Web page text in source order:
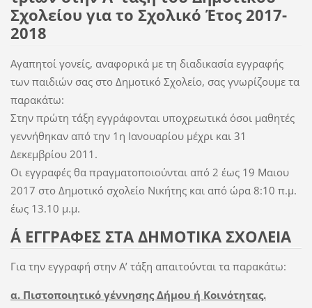
Σχολείου για το Σχολικό Έτος 2017-
2018
Αγαπητοί γονείς, αναφορικά με τη διαδικασία εγγραφής
των παιδιών σας στο Δημοτικό Σχολείο, σας γνωρίζουμε τα
παρακάτω:
Στην πρώτη τάξη εγγράφονται υποχρεωτικά όσοι μαθητές
γεννήθηκαν από την 1η Ιανουαρίου μέχρι και 31
Δεκεμβρίου 2011.
Οι εγγραφές θα πραγματοποιούνται από 2 έως 19 Μαιου
2017 στο Δημοτικό σχολείο Νικήτης και από ώρα 8:10 π.μ.
έως 13.10 μ.μ.
Α΄ ΕΓΓΡΑΦΕΣ ΣΤΑ ΔΗΜΟΤΙΚΑ ΣΧΟΛΕΙΑ
Για την εγγραφή στην Α’ τάξη απαιτούνται τα παρακάτω:
α. Πιστοποιητικό γέννησης Δήμου ή Κοινότητας.